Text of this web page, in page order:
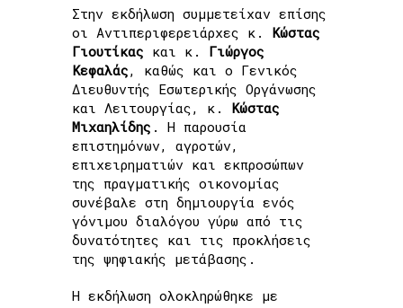
Στην εκδήλωση συμμετείχαν επίσης
οι Αντιπεριφερειάρχες κ. Κώστας
Γιουτίκας και κ. Γιώργος
Κεφαλάς, καθώς και ο Γενικός
Διευθυντής Εσωτερικής Οργάνωσης
και Λειτουργίας, κ. Κώστας
Μιχαηλίδης . Η παρουσία
επιστημόνων, αγροτών,
επιχειρηματιών και εκπροσώπων
της πραγματικής οικονομίας
συνέβαλε στη δημιουργία ενός
γόνιμου διαλόγου γύρω από τις
δυνατότητες και τις προκλήσεις
της ψηφιακής μετάβασης.
Η εκδήλωση ολοκληρώθηκε με